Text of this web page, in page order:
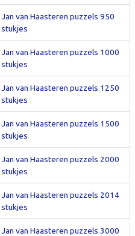
Jan van Haasteren puzzels 950
stukjes
Jan van Haasteren puzzels 1000
stukjes
Jan van Haasteren puzzels 1250
stukjes
Jan van Haasteren puzzels 1500
stukjes
Jan van Haasteren puzzels 2000
stukjes
Jan van Haasteren puzzels 2014
stukjes
Jan van Haasteren puzzels 3000